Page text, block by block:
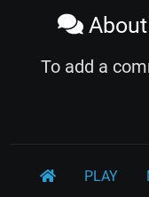
About
To add a
PLAY